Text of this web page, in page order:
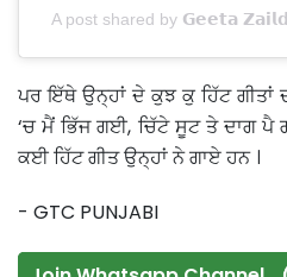
A post shared by 𝗚𝗲𝗲𝘁𝗮
ਪਰ ਇੱਥੇ ਉਨ੍ਹਾਂ ਦੇ ਕੁਝ ਕੁ ਹਿੱਟ ਗੀਤਾਂ
‘ਚ ਮੈਂ ਭਿੱਜ ਗਈ, ਚਿੱਟੇ ਸੂਟ ਤੇ ਦਾਗ ਪੈ
ਕਈ ਹਿੱਟ ਗੀਤ ਉਨ੍ਹਾਂ ਨੇ ਗਾਏ ਹਨ ।
- GTC PUNJABI